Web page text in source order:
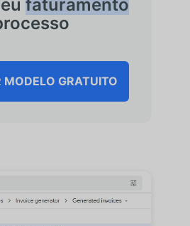
faturamento
MODELO GRATUITO